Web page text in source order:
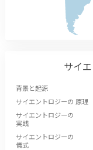
サイ
背景と起源
サイエントロジーの 原理
サイエントロジーの
実践
サイエントロジーの
儀式